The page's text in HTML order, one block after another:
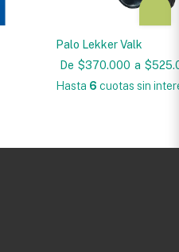
Palo Lekker Valk
De $370.000 a
Hasta 6 cuotas sin